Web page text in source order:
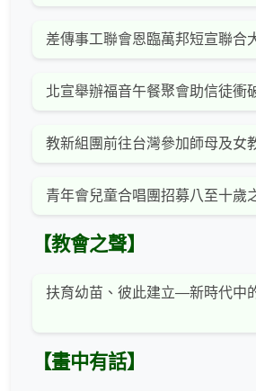
差傳事工聯會恩臨萬邦短宣聯合
北宣舉辦福音午餐聚會助信徒衝
教新組團前往台灣參加師母及女
青年會兒童合唱團招募八至十歲
【教會之聲】
扶育幼苗、彼此建立—新時代中
【畫中有話】